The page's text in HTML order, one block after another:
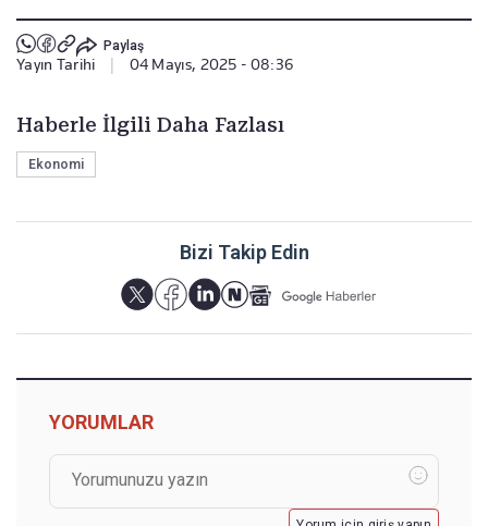
Paylaş
Yayın Tarihi 04 Mayıs, 2025 - 08:36
Haberle İlgili Daha Fazlası
Ekonomi
Bizi Takip Edin
YORUMLAR